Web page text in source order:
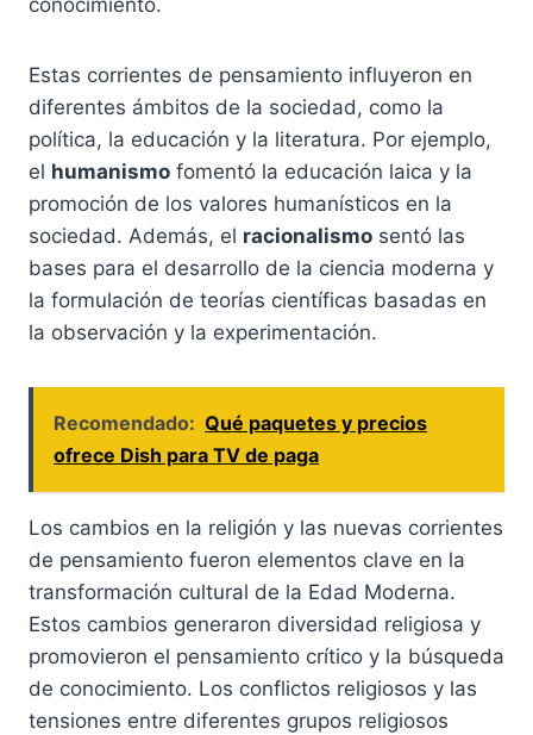
conocimiento.
Estas corrientes de pensamiento influyeron en
diferentes ámbitos de la sociedad, como la
política, la educación y la literatura. Por ejemplo,
el humanismo fomentó la educación laica y la
promoción de los valores humanísticos en la
sociedad. Además, el racionalismo sentó las
bases para el desarrollo de la ciencia moderna y
la formulación de teorías científicas basadas en
la observación y la experimentación.
Recomendado: Qué paquetes y precios
ofrece Dish para TV de paga
Los cambios en la religión y las nuevas corrientes
de pensamiento fueron elementos clave en la
transformación cultural de la Edad Moderna.
Estos cambios generaron diversidad religiosa y
promovieron el pensamiento crítico y la búsqueda
de conocimiento. Los conflictos religiosos y las
tensiones entre diferentes grupos religiosos